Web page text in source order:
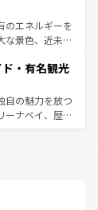
ーなどは、ぜ
あたたかい人々
られない旅にな
などの山岳地
やクラビの美し
きる。タイ料理
異なる楽しみ
教を中心とし
旅人を魅了し続
一覧を参照して
のエネルギーを
な景色、近未来
ットが密集し
。息をのむよ
分に楽しみ尽く
一覧を参照して
・有名観光
自の魅力を放つ
ーナベイ、歴史
ないスポット